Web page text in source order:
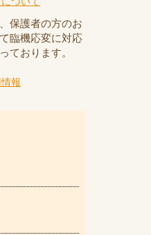
保護者の方のお
臨機応変に対応
ております。